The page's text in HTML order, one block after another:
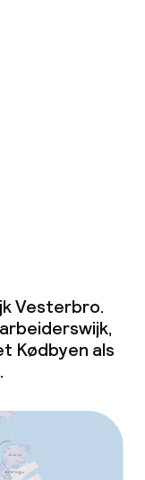
Vesterbro.
Kødbyen als